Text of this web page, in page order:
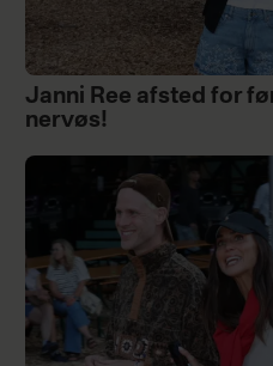
Janni Ree afsted for
nervøs!